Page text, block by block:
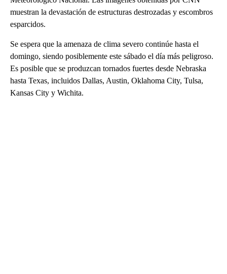
muestran la devastación de estructuras destrozadas y escombros
esparcidos.
Se espera que la amenaza de clima severo continúe hasta el
domingo, siendo posiblemente este sábado el día más peligroso.
Es posible que se produzcan tornados fuertes desde Nebraska
hasta Texas, incluidos Dallas, Austin, Oklahoma City, Tulsa,
Kansas City y Wichita.